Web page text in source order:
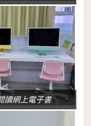
讀網上電子書